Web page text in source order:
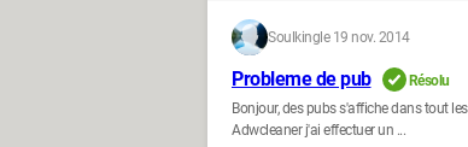
Soulking le 19 nov. 2014
Probleme de pub
Résolu
Bonjour, des pubs s'affiche dans tout
Adwcleaner j'ai effectuer un ...